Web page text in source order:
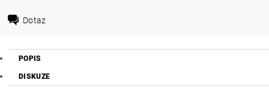
Dotaz
POPIS
DISKUZE